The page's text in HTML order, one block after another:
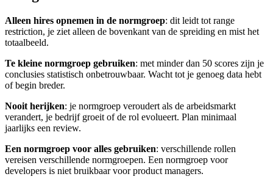
Alleen hires opnemen in de normgroep: dit leidt tot range
restriction, je ziet alleen de bovenkant van de spreiding en mist het
totaalbeeld.
Te kleine normgroep gebruiken: met minder dan 50 scores zijn je
conclusies statistisch onbetrouwbaar. Wacht tot je genoeg data hebt
of begin breder.
Nooit herijken: je normgroep veroudert als de arbeidsmarkt
verandert, je bedrijf groeit of de rol evolueert. Plan minimaal
jaarlijks een review.
Een normgroep voor alles gebruiken: verschillende rollen
vereisen verschillende normgroepen. Een normgroep voor
developers is niet bruikbaar voor product managers.